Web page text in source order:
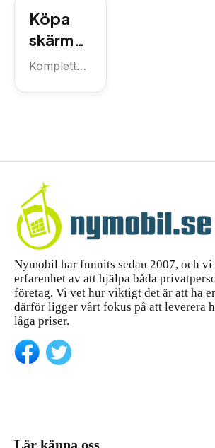
familjen
g S25 –
guide,
var du
handlar
skärmskyd
d för
S25, plus...
Köpa
skärmsk
ydd
tt
köpgui
de
Komplett
—...
Nymobil har funnits sedan 2007, och vi
erfarenhet av att hjälpa båda
företag. Vi vet hur viktigt det är att ha
därför ligger vårt fokus på att leverera
låga priser.
Lär känna oss